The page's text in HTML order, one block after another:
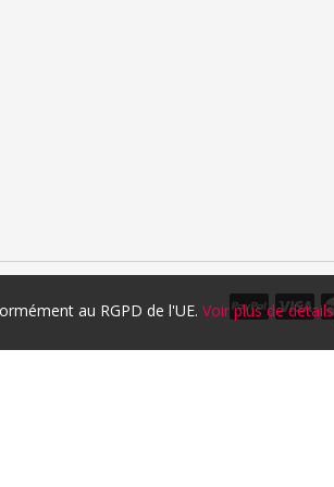
au RGPD de l'UE. Voir plus de détails